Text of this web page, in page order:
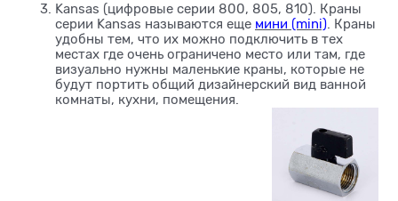
Kansas (цифровые серии 800, 805, 810). Краны
серии Kansas называются еще мини (mini) . Краны
удобны тем, что их можно подключить в тех
местах где очень ограничено место или там, где
визуально нужны маленькие краны, которые не
будут портить общий дизайнерский вид ванной
комнаты, кухни, помещения.